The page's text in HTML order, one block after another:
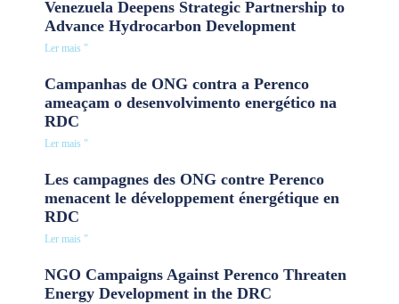
Venezuela Deepens Strategic Partnership to
Advance Hydrocarbon Development
Ler mais "
Campanhas de ONG contra a Perenco
ameaçam o desenvolvimento energético na
RDC
Ler mais "
Les campagnes des ONG contre Perenco
menacent le développement énergétique en
RDC
Ler mais "
NGO Campaigns Against Perenco Threaten
Energy Development in the DRC